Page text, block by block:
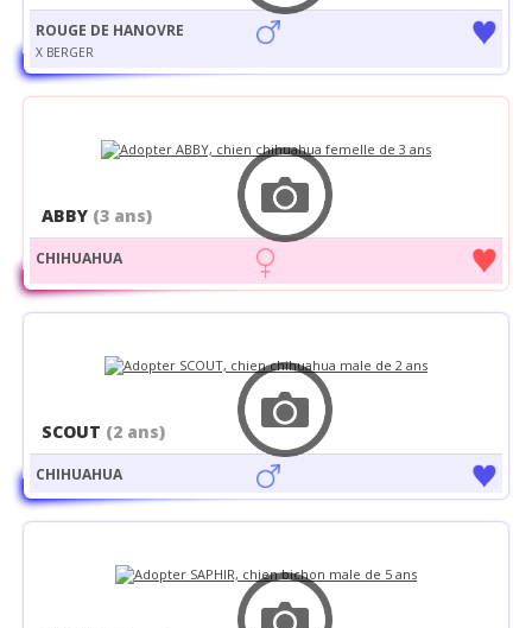
ROUGE DE HANOVRE
X BERGER
ABBY (3 ans)
CHIHUAHUA
SCOUT (2 ans)
CHIHUAHUA